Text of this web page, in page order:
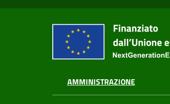
AMMINISTRAZIONE